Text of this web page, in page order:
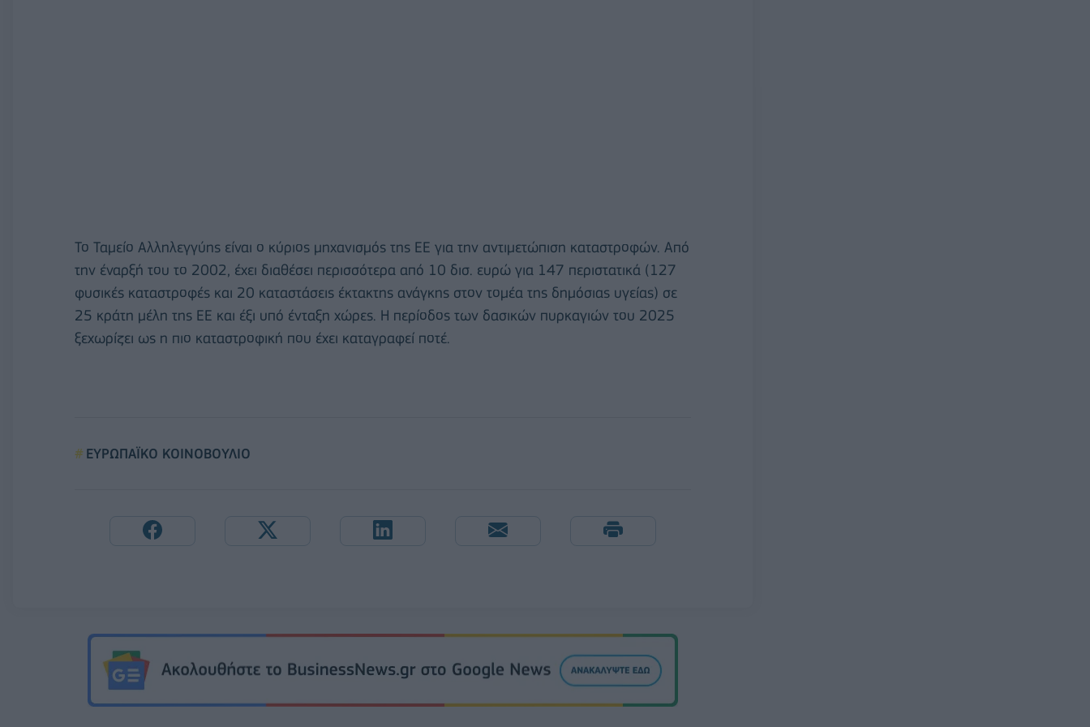
Το Ταμείο Αλληλεγγύης είναι ο κύριος μηχανισμός της ΕΕ για την αντιμετώπιση καταστροφών. Από
την έναρξή του το 2002, έχει διαθέσει περισσότερα από 10 δισ. ευρώ για 147 περιστατικά (127
φυσικές καταστροφές και 20 καταστάσεις έκτακτης ανάγκης στον τομέα της δημόσιας υγείας) σε
25 κράτη μέλη της ΕΕ και έξι υπό ένταξη χώρες. Η περίοδος των δασικών πυρκαγιών του 2025
ξεχωρίζει ως η πιο καταστροφική που έχει καταγραφεί ποτέ.
ΕΥΡΩΠΑΪΚΟ ΚΟΙΝΟΒΟΥΛΙΟ